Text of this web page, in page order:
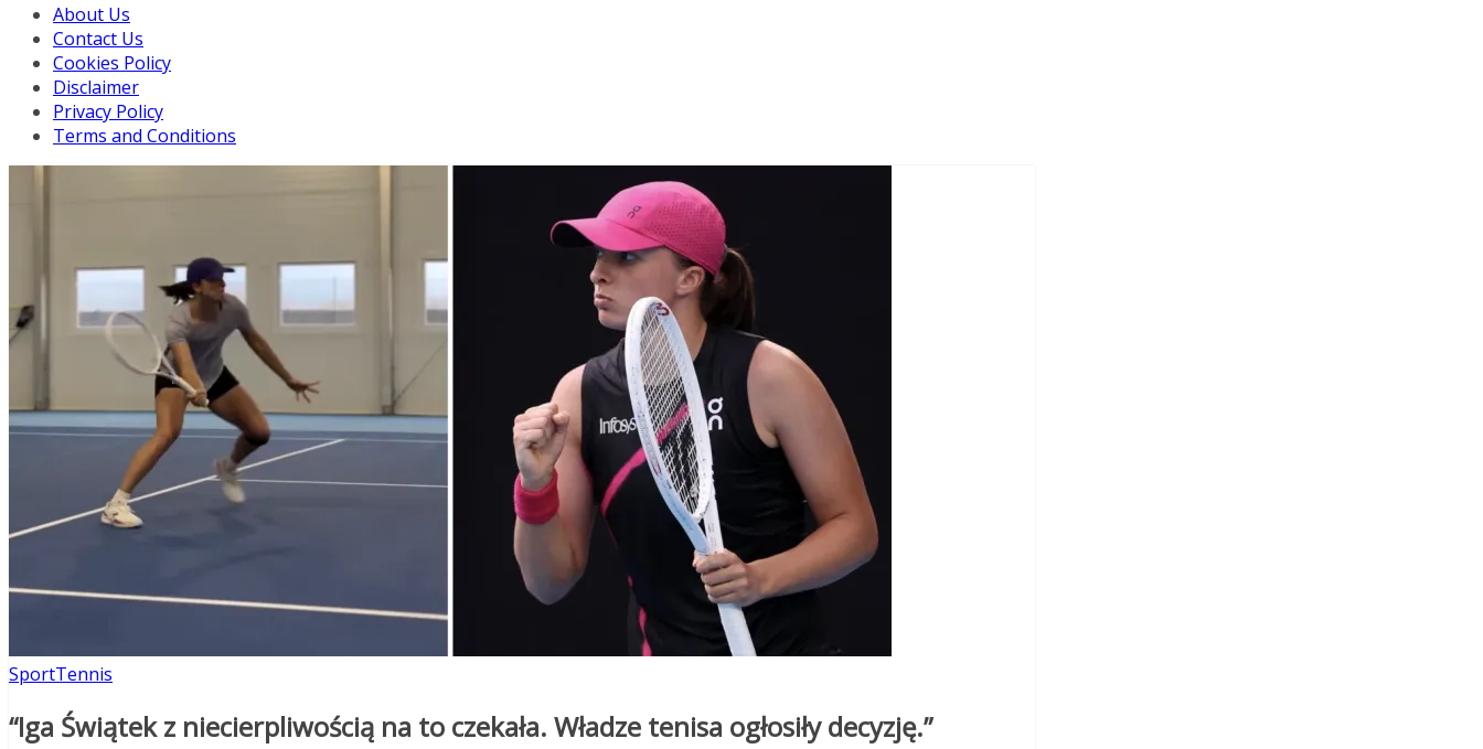
About Us
Contact Us
Cookies Policy
Disclaimer
Privacy Policy
Terms and Conditions
SportTennis
“Iga Świątek z niecierpliwością na to czekała. Władze tenisa ogłosiły decyzję.”